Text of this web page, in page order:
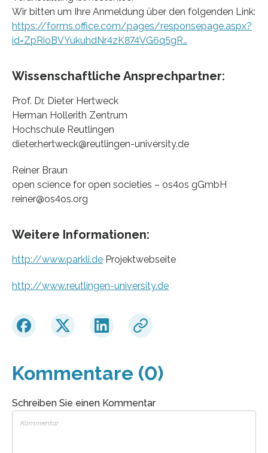
Wir bitten um Ihre Anmeldung über den folgenden Link:
https://forms.office.com/pages/responsepage.aspx?
id=ZpRioBVYukuhdNr4zK874VG6q5gR…
Wissenschaftliche Ansprechpartner:
Prof. Dr. Dieter Hertweck
Herman Hollerith Zentrum
Hochschule Reutlingen
dieter.hertweck@reutlingen-university.de
Reiner Braun
open science for open societies – os4os gGmbH
reiner@os4os.org
Weitere Informationen:
http://www.parkli.de Projektwebseite
http://www.reutlingen-university.de
Kommentare (0)
Schreiben Sie einen Kommentar